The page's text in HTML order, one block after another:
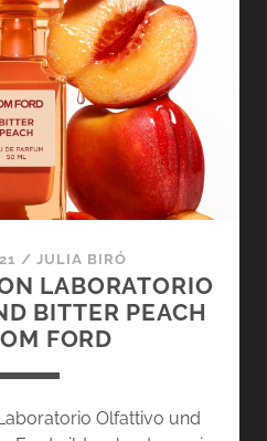
VON
LABORATORIO
OLFATTIVO
–
DUFTREISE
DURCH
ITALIEN
/ JULIA BIRÓ
LABORATORIO
BITTER PEACH
FORD
Olfattivo und